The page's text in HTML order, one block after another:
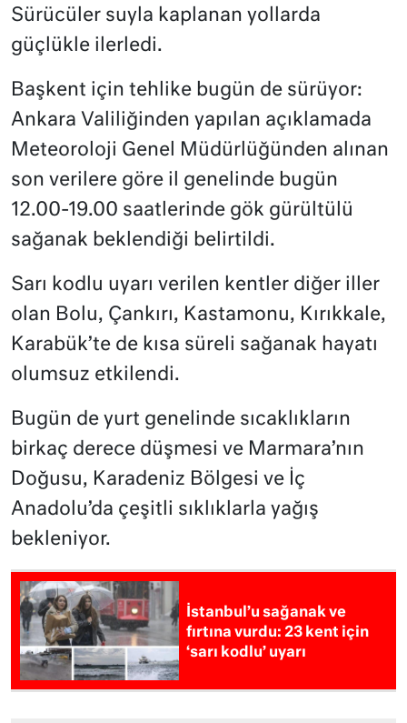
Sürücüler suyla kaplanan yollarda
güçlükle ilerledi.
Başkent için tehlike bugün de sürüyor:
Ankara Valiliğinden yapılan açıklamada
Meteoroloji Genel Müdürlüğünden alınan
son verilere göre il genelinde bugün
12.00-19.00 saatlerinde gök gürültülü
sağanak beklendiği belirtildi.
Sarı kodlu uyarı verilen kentler diğer iller
olan Bolu, Çankırı, Kastamonu, Kırıkkale,
Karabük’te de kısa süreli sağanak hayatı
olumsuz etkilendi.
Bugün de yurt genelinde sıcaklıkların
birkaç derece düşmesi ve Marmara’nın
Doğusu, Karadeniz Bölgesi ve İç
Anadolu’da çeşitli sıklıklarla yağış
bekleniyor.
İstanbul’u sağanak ve
fırtına vurdu: 23 kent için
‘sarı kodlu’ uyarı